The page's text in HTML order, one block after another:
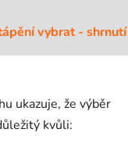
vybrat - shrnutí
ukazuje, že výběr
kvůli: